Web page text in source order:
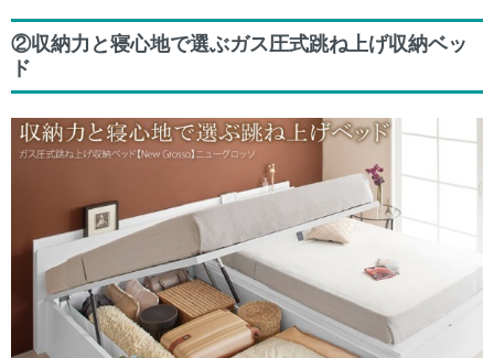
②収納力と寝心地で選ぶガス圧式跳ね上げ収納ベッ
ド